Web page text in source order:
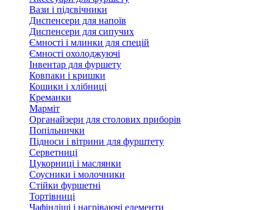
Вази і підсвічники
Диспенсери для напоїв
Диспенсери для сипучих
Ємності і млинки для спецій
Ємності охолоджуючі
Інвентар для фуршету
Ковпаки і кришки
Кошики і хлібниці
Креманки
Марміт
Органайзери для столових приборів
Попільнички
Підноси і вітрини для фурштету
Серветниці
Цукорниці і маслянки
Соусники і молочники
Стійки фуршетні
Тортівниці
Чафіндіші і нагріваючі елементи